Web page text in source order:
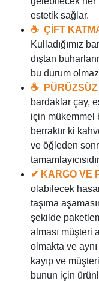
estetik sağlar.
☕ ÇİFT
Kulladığımız
dıştan
bu durum
☕
bardaklar çay,
için mükemmel
berraktır ki
ve öğleden
✔ KARGO VE
olabilecek
taşıma
şekilde
alması müşteri
olmakta ve
kayıp ve
bunun için